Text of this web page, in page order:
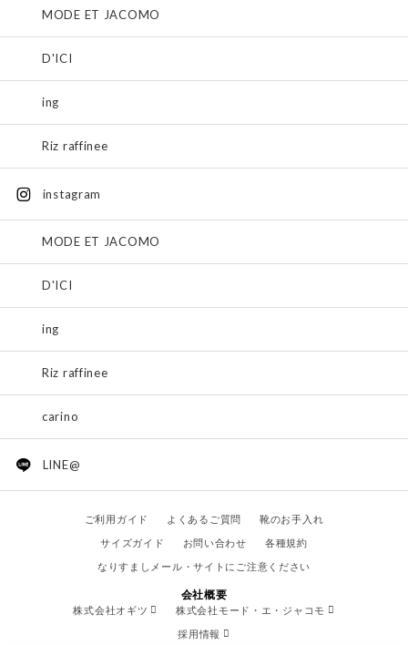
MODE ET JACOMO
D'ICI
ing
Riz raffinee
instagram
MODE ET JACOMO
D'ICI
ing
Riz raffinee
carino
LINE@
ご利用ガイド よくあるご質問
靴のお手入れ
サイズガイド
お問い合わせ
各種規約
なりすましメール・サイトにご注意ください
会社概要
株式会社オギツ
株式会社モード・エ・ジャコモ
採用情報